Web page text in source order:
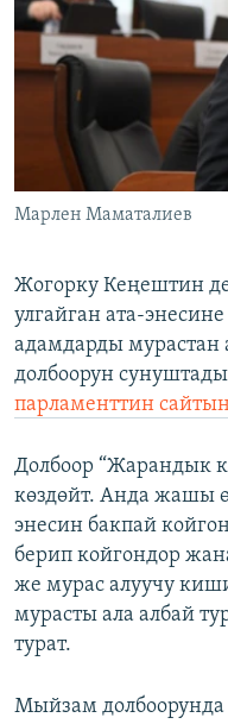
АЗАТТЫК+
ЫҢГАЙСЫЗ СУРООЛОР
ЭЕ/АРнун бардык
Марлен Маматалиев
Жогорку Кеңештин
улгайган ата-
адамдарды
долбоорун
парламенттин
Долбоор “Жарандык
көздөйт. Анда жашы
энесин бакпай
берип койгондор
же мурас алуучу
мурасты ала албай
турат.
Мыйзам